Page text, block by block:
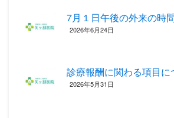
7月１日午後の外来の時
2026年6月24日
診療報酬に関わる項目に
2026年5月31日